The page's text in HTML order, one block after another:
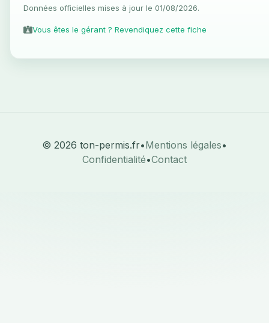
Données officielles mises à jour le 01/08/2026.
Vous êtes le gérant ? Revendiquez cette fiche
© 2026 ton-permis.fr•Mentions légales•
Confidentialité•Contact